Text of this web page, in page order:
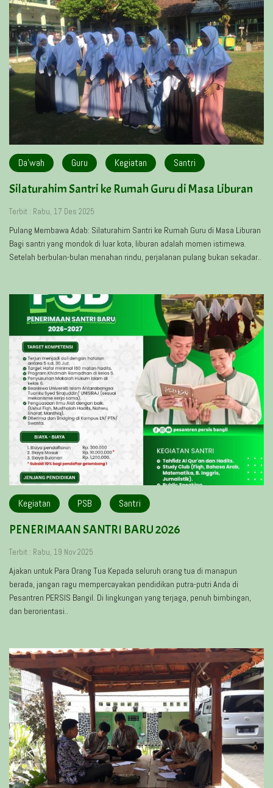
Da'wah Guru Kegiatan Santri
Silaturahim Santri ke Rumah Guru di Masa Liburan
Terbit : Rabu, 17 Des 2025
Pulang Membawa Adab: Silaturahim Santri ke Rumah Guru di Masa Liburan
Bagi santri yang mondok di luar kota, liburan adalah momen istimewa.
Setelah berbulan-bulan menahan rindu, perjalanan pulang bukan sekadar..
Kegiatan PSB Santri
PENERIMAAN SANTRI BARU 2026
Terbit : Rabu, 19 Nov 2025
Ajakan untuk Para Orang Tua Kepada seluruh orang tua di manapun
berada, jangan ragu mempercayakan pendidikan putra-putri Anda di
Pesantren PERSIS Bangil. Di lingkungan yang terjaga, penuh bimbingan,
dan berorientasi..